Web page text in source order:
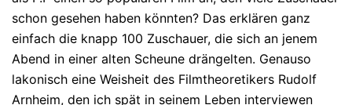
schon gesehen haben könnten? Das er­klären ganz
einfach die knapp 100 Zuschauer, die sich an jenem
Abend in ei­ner al­ten Scheu­ne drängelten. Genauso
lakonisch eine Weisheit des Film­the­oretikers Rudolf
Arn­heim, den ich spät in seinem Leben interview­en